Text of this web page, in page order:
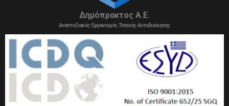
Δημόπρακτος Α.Ε.
Αναπτυξιακός Οργανισμός Τοπικής Αυτοδιοίκησης